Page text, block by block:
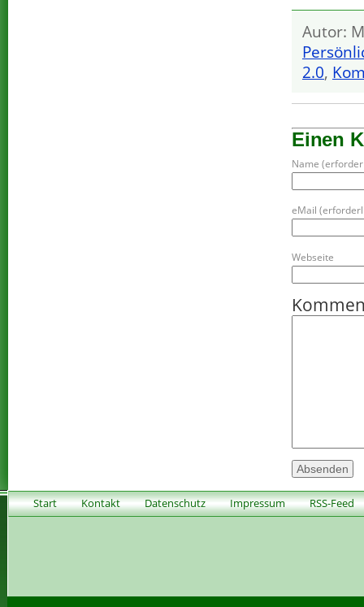
Autor:
2.0,
Einen
Name
eMail
Webseite
Start Kontakt Datenschutz Impressum RSS-Feed